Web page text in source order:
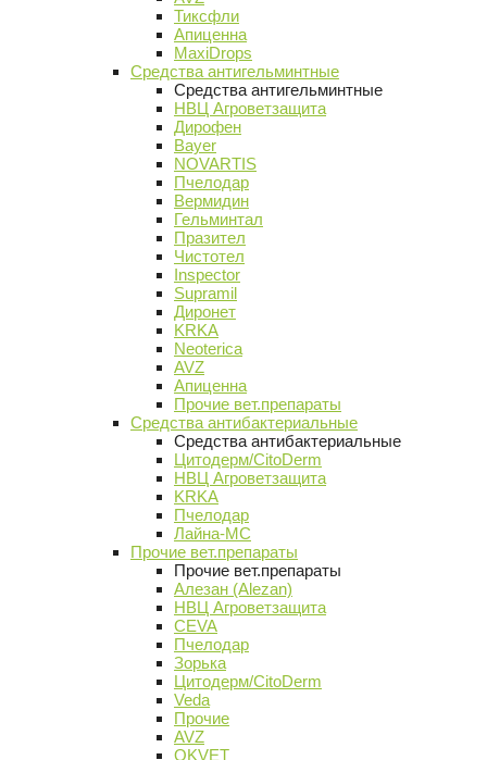
Тиксфли
Апиценна
MaxiDrops
Средства антигельминтные
Средства антигельминтные
НВЦ Агроветзащита
Дирофен
Bayer
NOVARTIS
Пчелодар
Вермидин
Гельминтал
Празител
Чистотел
Inspector
Supramil
Диронет
KRKA
Neoterica
AVZ
Апиценна
Прочие вет.препараты
Средства антибактериальные
Средства антибактериальные
Цитодерм/CitoDerm
НВЦ Агроветзащита
KRKA
Пчелодар
Лайна-МС
Прочие вет.препараты
Прочие вет.препараты
Алезан (Alezan)
НВЦ Агроветзащита
CEVA
Пчелодар
Зорька
Цитодерм/CitoDerm
Veda
Прочие
AVZ
OKVET